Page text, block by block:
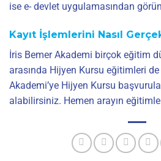
ise e- devlet uygulamasından
Kayıt İşlemlerini Nasıl
İris Bemer Akademi birçok eğitim
arasında Hijyen Kursu eğitimleri de
Akademi’ye Hijyen Kursu
alabilirsiniz. Hemen arayın